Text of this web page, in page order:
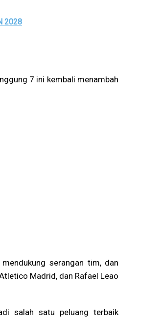
2028
7 ini kembali menambah
serangan tim, dan
Madrid, dan Rafael Leao
salah satu peluang terbaik